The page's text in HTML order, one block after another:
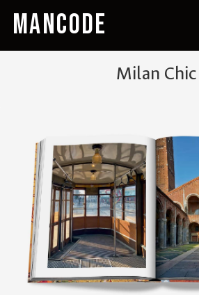
MANCODE
Milan Chic